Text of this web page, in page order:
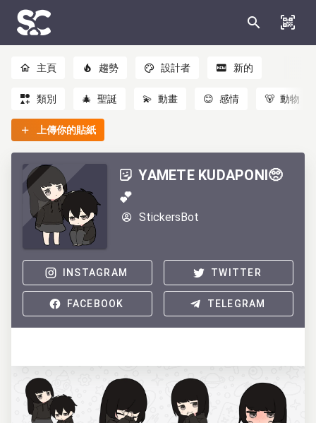
主頁 趨勢 設計者 新的
類別 🎄 聖誕 💫 動畫 😊 感情 🐻 動物
上傳你的貼紙
YAMETE KUDAPONI🥺
💕
StickersBot
INSTAGRAM TWITTER
FACEBOOK TELEGRAM